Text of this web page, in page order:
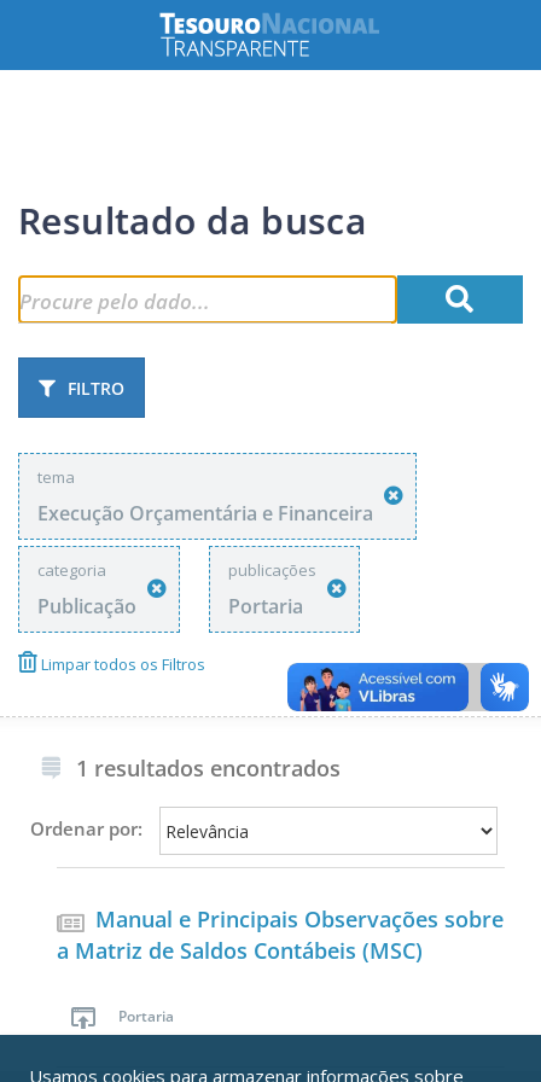
Resultado da busca
FILTRO
tema
Execução Orçamentária e Financeira
categoria
Publicação
publicações
Portaria
Limpar todos os Filtros
1 resultados encontrados
Ordenar por:
Manual e Principais Observações sobre
a Matriz de Saldos Contábeis (MSC)
Portaria
Usamos cookies para armazenar informações sobre